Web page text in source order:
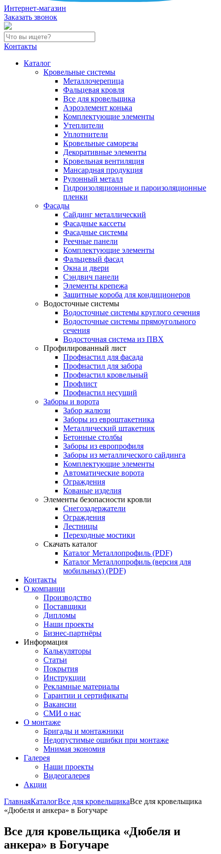
Интернет-магазин
Заказать звонок
Контакты
Каталог
Кровельные системы
Металлочерепица
Фальцевая кровля
Все для кровельщика
Аэроэлемент конька
Комплектующие элементы
Утеплители
Уплотнители
Кровельные саморезы
Декоративные элементы
Кровельная вентиляция
Мансардная продукция
Рулонный металл
Гидроизоляционные и пароизоляционные
пленки
Фасады
Сайдинг металлический
Фасадные кассеты
Фасадные системы
Реечные панели
Комплектующие элементы
Фальцевый фасад
Окна и двери
Сэндвич панели
Элементы крепежа
Защитные короба для кондиционеров
Водосточные системы
Водосточные системы круглого сечения
Водосточные системы прямоугольного
сечения
Водосточная система из ПВХ
Профилированный лист
Профнастил для фасада
Профнастил для забора
Профнастил кровельный
Профлист
Профнастил несущий
Заборы и ворота
Забор жалюзи
Заборы из евроштакетника
Металлический штакетник
Бетонные столбы
Заборы из европрофиля
Заборы из металлического сайдинга
Комплектующие элементы
Автоматические ворота
Ограждения
Кованые изделия
Элементы безопасности кровли
Снегозадержатели
Ограждения
Лестницы
Переходные мостики
Скачать каталог
Каталог Металлопрофиль (PDF)
Каталог Металлопрофиль (версия для
мобильных) (PDF)
Контакты
О компании
Производство
Поставщики
Дипломы
Наши проекты
Бизнес-партнёры
Информация
Калькуляторы
Статьи
Покрытия
Инструкции
Рекламные материалы
Гарантии и сертификаты
Вакансии
СМИ о нас
О монтаже
Бригады и монтажники
Недопустимые ошибки при монтаже
Мнимая экономия
Галерея
Наши проекты
Видеогалерея
Акции
ГлавнаяКаталогВсе для кровельщикаВсе для кровельщика
«Дюбеля и анкера» в Богучаре
Все для кровельщика «Дюбеля и
анкера» в Богучаре